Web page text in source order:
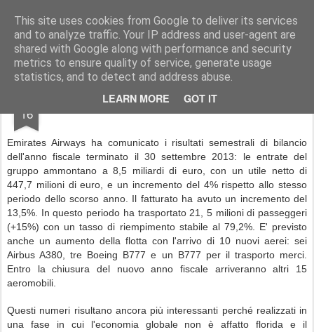
This site uses cookies from Google to deliver its services
and to analyze traffic. Your IP address and user-agent are
shared with Google along with performance and security
metrics to ensure quality of service, generate usage
statistics, and to detect and address abuse.
LEARN MORE GOT IT
Simple Crs Blog Curiosità e notizie dal mondo delle compagnie aeree
Pages
16 Emirates: buoni i conti semestrali
Emirates Airways ha comunicato i risultati semestrali di bilancio
dell'anno fiscale terminato il 30 settembre 2013: le entrate del
gruppo ammontano a 8,5 miliardi di euro, con un utile netto di
447,7 milioni di euro, e un incremento del 4% rispetto allo stesso
periodo dello scorso anno. Il fatturato ha avuto un incremento del
13,5%. In questo periodo ha trasportato 21, 5 milioni di passeggeri
(+15%) con un tasso di riempimento stabile al 79,2%. E' previsto
anche un aumento della flotta con l'arrivo di 10 nuovi aerei: sei
Airbus A380, tre Boeing B777 e un B777 per il trasporto merci.
Entro la chiusura del nuovo anno fiscale arriveranno altri 15
aeromobili.
Questi numeri risultano ancora più interessanti perché realizzati in
una fase in cui l'economia globale non è affatto florida e il